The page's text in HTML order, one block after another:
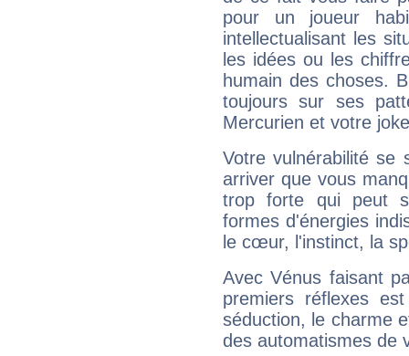
pour un joueur
intellectualisant les
les idées ou les
humain des choses.
toujours sur ses
Mercurien et votre
Votre vulnérabilité se
arriver que vous
trop forte qui peut
formes d'énergies
le cœur, l'instinct, la
Avec Vénus faisant
premiers réflexes
séduction, le charme
des automatismes de